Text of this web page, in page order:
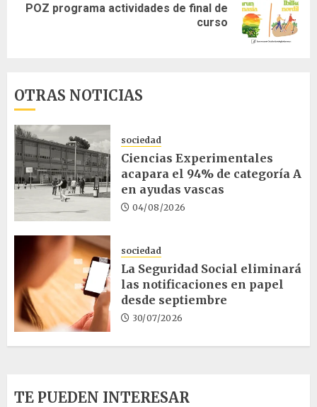
Siguiente
POZ programa actividades de final de
curso
OTRAS NOTICIAS
sociedad
Ciencias Experimentales
acapara el 94% de categoría A
en ayudas vascas
04/08/2026
sociedad
La Seguridad Social eliminará
las notificaciones en papel
desde septiembre
30/07/2026
TE PUEDEN INTERESAR